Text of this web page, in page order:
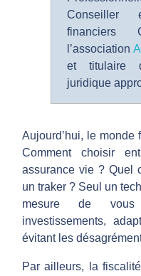
e
s
t
i
o
n
Conseiller
financiers
l’association
et titulaire
juridique
Aujourd’hui, le monde
Comment choisir
assurance vie ? Quel
un traker ? Seul un
mesure de vous
investissements,
évitant les
Par ailleurs, la